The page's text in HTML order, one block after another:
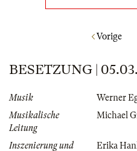
Vorige
BESETZUNG |
Musik
Werner
Musikalische
Leitung
Michael
Inszenierung und
Erika